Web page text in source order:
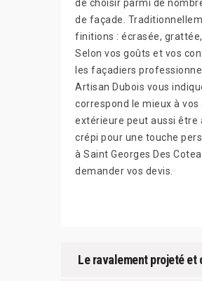
de choisir parmi de
de façade.
finitions : écrasée,
Selon vos goûts et vos
les façadiers
Artisan Dubois vous
correspond le mieux à
extérieure peut aussi être
crépi pour une touche
à Saint Georges Des
demander vos devis.
Le ravalement projeté et